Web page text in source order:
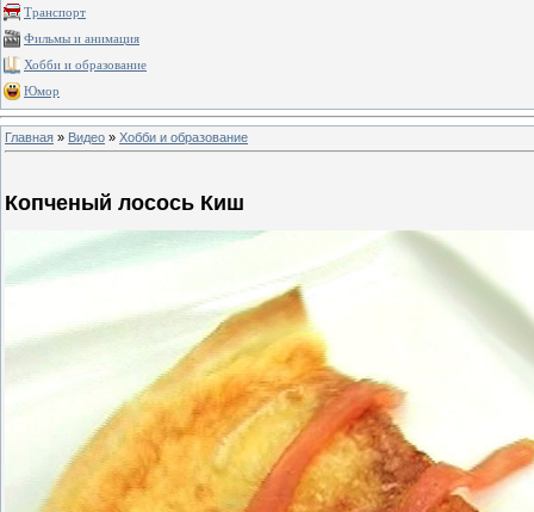
Транспорт
Фильмы и анимация
Хобби и образование
Юмор
Главная » Видео » Хобби и образование
Копченый лосось Киш